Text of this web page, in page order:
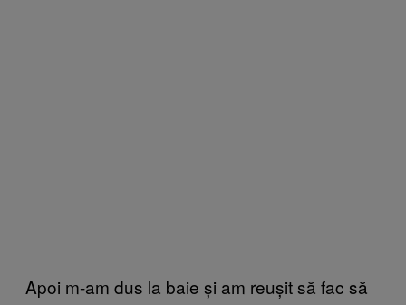
Apoi m-am dus la baie și am reușit să fac să